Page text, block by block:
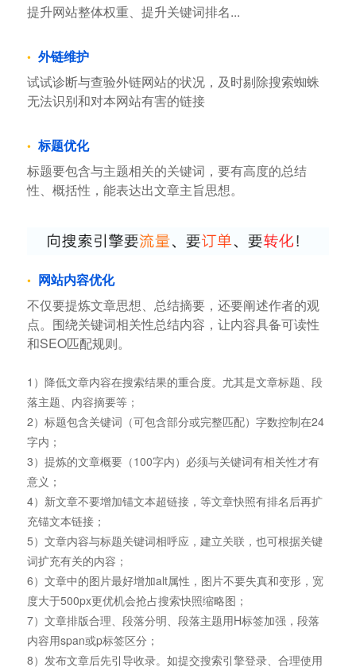
提升网站整体权重、提升关键词排名...
外链维护
试试诊断与查验外链网站的状况，及时剔除搜索蜘蛛
无法识别和对本网站有害的链接
标题优化
标题要包含与主题相关的关键词，要有高度的总结
性、概括性，能表达出文章主旨思想。
网站内容优化
不仅要提炼文章思想、总结摘要，还要阐述作者的观
点。围绕关键词相关性总结内容，让内容具备可读性
和SEO匹配规则。
1）降低文章内容在搜索结果的重合度。尤其是文章标题、段
落主题、内容摘要等；
2）标题包含关键词（可包含部分或完整匹配）字数控制在24
字内；
3）提炼的文章概要（100字内）必须与关键词有相关性才有
意义；
4）新文章不要增加锚文本超链接，等文章快照有排名后再扩
充锚文本链接；
5）文章内容与标题关键词相呼应，建立关联，也可根据关键
词扩充有关的内容；
6）文章中的图片最好增加alt属性，图片不要失真和变形，宽
度大于500px更优机会抢占搜索快照缩略图；
7）文章排版合理、段落分明、段落主题用H标签加强，段落
内容用span或p标签区分；
8）发布文章后先引导收录。如提交搜索引擎登录、合理使用